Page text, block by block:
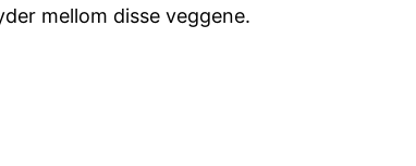
mellom disse veggene.